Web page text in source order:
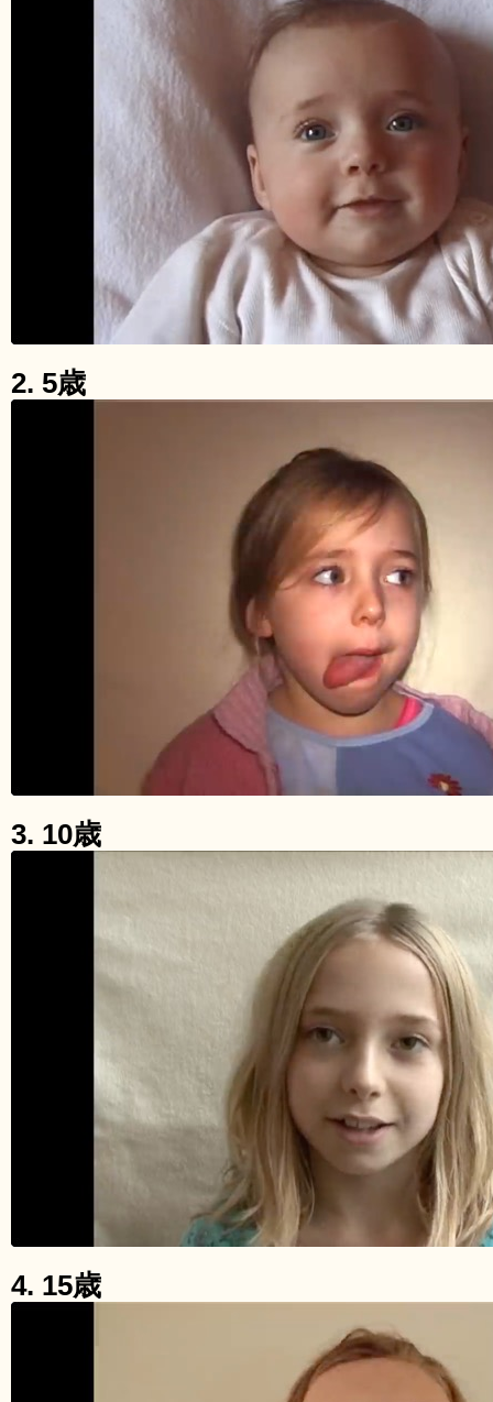
2. 5歳
3. 10歳
4. 15歳